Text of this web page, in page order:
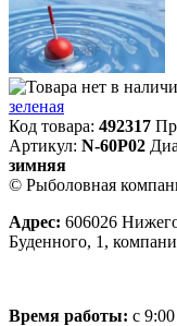
зеленая
Код товара: 492317
Артикул: N-60P02
зимняя
© Рыболовная
Адрес: 606026
Буденного, 1,
Время работы: с